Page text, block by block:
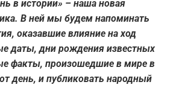
в истории» – наша новая
В ней мы будем напоминать
оказавшие влияние на ход
даты, дни рождения известных
факты, произошедшие в мире в
день, и публиковать народный